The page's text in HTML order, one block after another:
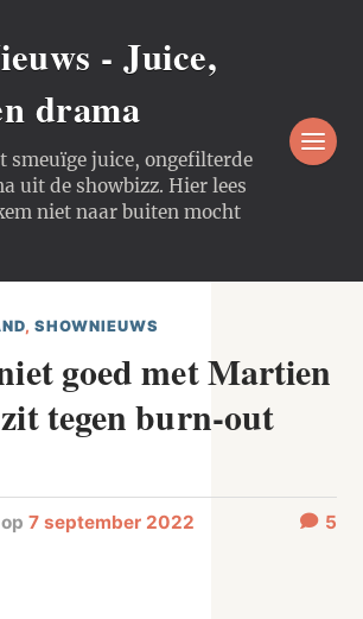
- Juice,
drama
smeuïge juice, ongefilterde
uit de showbizz. Hier lees
niet naar buiten mocht
,SHOWNIEUWS
goed met Martien
tegen burn-out
op7 september 2022 5